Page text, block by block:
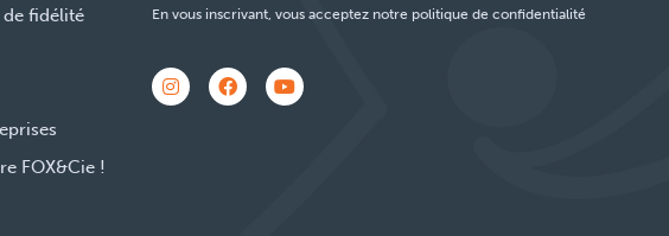
fidélité
FOX&Cie !
En vous inscrivant, vous acceptez notre politique de confidentialité